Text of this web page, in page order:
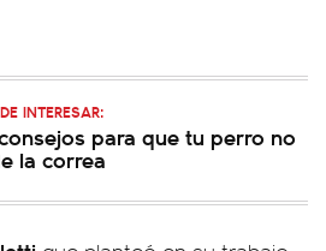
INTERESAR:
para que tu perro no
la correa